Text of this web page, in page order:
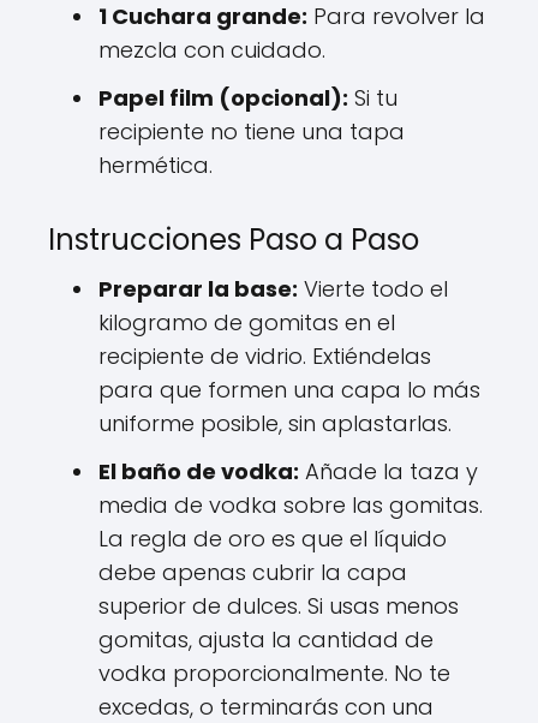
1 Cuchara grande: Para revolver la
mezcla con cuidado.
Papel film (opcional): Si tu
recipiente no tiene una tapa
hermética.
Instrucciones Paso a Paso
Preparar la base: Vierte todo el
kilogramo de gomitas en el
recipiente de vidrio. Extiéndelas
para que formen una capa lo más
uniforme posible, sin aplastarlas.
El baño de vodka: Añade la taza y
media de vodka sobre las gomitas.
La regla de oro es que el líquido
debe apenas cubrir la capa
superior de dulces. Si usas menos
gomitas, ajusta la cantidad de
vodka proporcionalmente. No te
excedas, o terminarás con una